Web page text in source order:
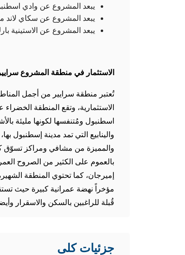
يبعد المشروع عن وادي اسطنبول
يبعد المشروع عن سكاي لاند مسافة
يبعد المشروع عن الاستينية بارك
الاستثمار في منطقة المشروع
تُعتبر منطقة سرايير من أجمل
الاستثمارية، وتقع المنطقة
اسطنبول ومُتنفسها لكونها مليئة
والينابيع التي تمد مدينة إسطنبول
والمميزة من مشافي ومراكز تسوّق
بالعموم على الكثير من الصروح
إميرجان، كما تحتوي المنطقة
مؤخراً نهضة عمرانية كبيرة حيث
قُبلة للراغبين بالسكن والاسقرار
جزئیات کلی